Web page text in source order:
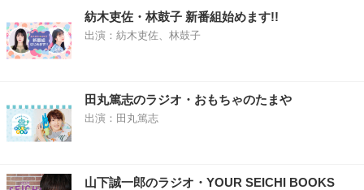
紡木吏佐・林鼓子 新番組始めます!!
出演：紡木吏佐、林鼓子
田丸篤志のラジオ・おもちゃのたまや
出演：田丸篤志
山下誠一郎のラジオ・YOUR SEICHI BOOKS